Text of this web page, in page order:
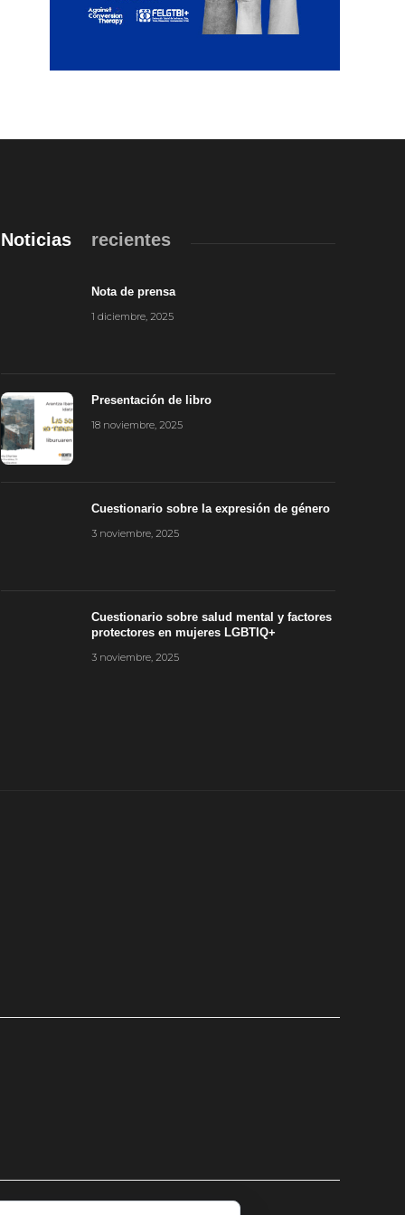
Presentación de libro
noviembre, 2025
Noticias recientes
Nota de prensa
1 diciembre, 2025
Presentación de libro
18 noviembre, 2025
Cuestionario sobre la expresión de género
3 noviembre, 2025
Cuestionario sobre salud mental y factores
protectores en mujeres LGBTIQ+
3 noviembre, 2025